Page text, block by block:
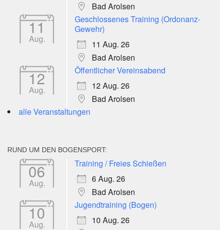
Bad Arolsen
11
Aug.
Geschlossenes Training (Ordonanz-
Gewehr)
11 Aug. 26
Bad Arolsen
12
Aug.
Öffentlicher Vereinsabend
12 Aug. 26
Bad Arolsen
alle Veranstaltungen
RUND UM DEN BOGENSPORT:
06
Aug.
Training / Freies Schießen
6 Aug. 26
Bad Arolsen
10
Aug.
Jugendtraining (Bogen)
10 Aug. 26